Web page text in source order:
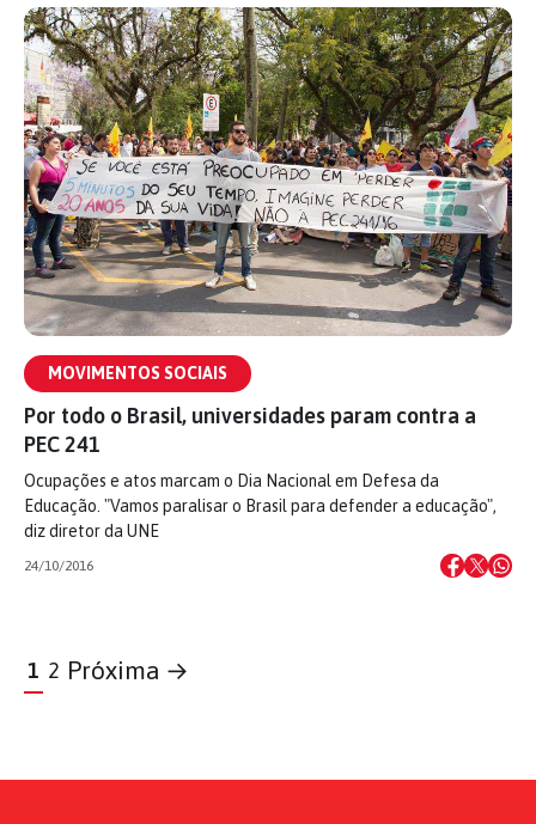
MOVIMENTOS SOCIAIS
Por todo o Brasil, universidades param contra a
PEC 241
Ocupações e atos marcam o Dia Nacional em Defesa da
Educação. "Vamos paralisar o Brasil para defender a educação",
diz diretor da UNE
24/10/2016
1 2 Próxima →